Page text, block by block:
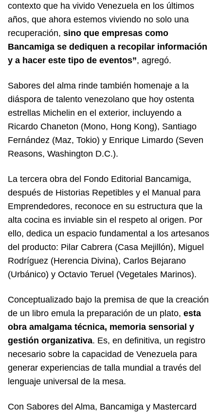
contexto que ha vivido Venezuela en los últimos
años, que ahora estemos viviendo no solo una
recuperación, sino que empresas como
Bancamiga se dediquen a recopilar información
y a hacer este tipo de eventos”, agregó.
Sabores del alma rinde también homenaje a la
diáspora de talento venezolano que hoy ostenta
estrellas Michelin en el exterior, incluyendo a
Ricardo Chaneton (Mono, Hong Kong), Santiago
Fernández (Maz, Tokio) y Enrique Limardo (Seven
Reasons, Washington D.C.).
La tercera obra del Fondo Editorial Bancamiga,
después de Historias Repetibles y el Manual para
Emprendedores, reconoce en su estructura que la
alta cocina es inviable sin el respeto al origen. Por
ello, dedica un espacio fundamental a los artesanos
del producto: Pilar Cabrera (Casa Mejillón), Miguel
Rodríguez (Herencia Divina), Carlos Bejarano
(Urbánico) y Octavio Teruel (Vegetales Marinos).
Conceptualizado bajo la premisa de que la creación
de un libro emula la preparación de un plato, esta
obra amalgama técnica, memoria sensorial y
gestión organizativa. Es, en definitiva, un registro
necesario sobre la capacidad de Venezuela para
generar experiencias de talla mundial a través del
lenguaje universal de la mesa.
Con Sabores del Alma, Bancamiga y Mastercard